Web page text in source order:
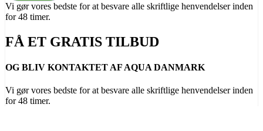
Vi gør vores bedste for at besvare alle skriftlige henvendelser inden
for 48 timer.
FÅ ET GRATIS TILBUD
OG BLIV KONTAKTET AF AQUA DANMARK
Vi gør vores bedste for at besvare alle skriftlige henvendelser inden
for 48 timer.